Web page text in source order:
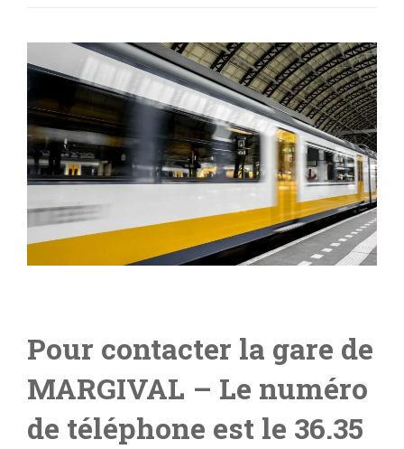
Pour contacter la gare de
MARGIVAL – Le numéro
de téléphone est le 36.35